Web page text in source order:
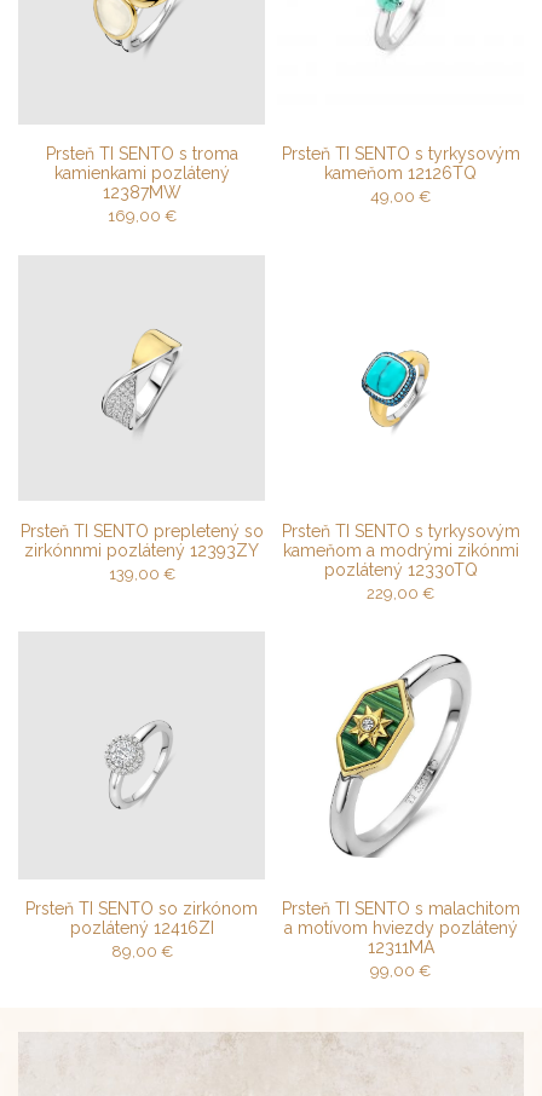
Prsteň TI SENTO s troma
kamienkami pozlátený
12387MW
169,00 €
Prsteň TI SENTO s tyrkysovým
kameňom 12126TQ
49,00 €
Prsteň TI SENTO prepletený so
zirkónnmi pozlátený 12393ZY
139,00 €
Prsteň TI SENTO s tyrkysovým
kameňom a modrými zikónmi
pozlátený 12330TQ
229,00 €
Prsteň TI SENTO so zirkónom
pozlátený 12416ZI
89,00 €
Prsteň TI SENTO s malachitom
a motívom hviezdy pozlátený
12311MA
99,00 €